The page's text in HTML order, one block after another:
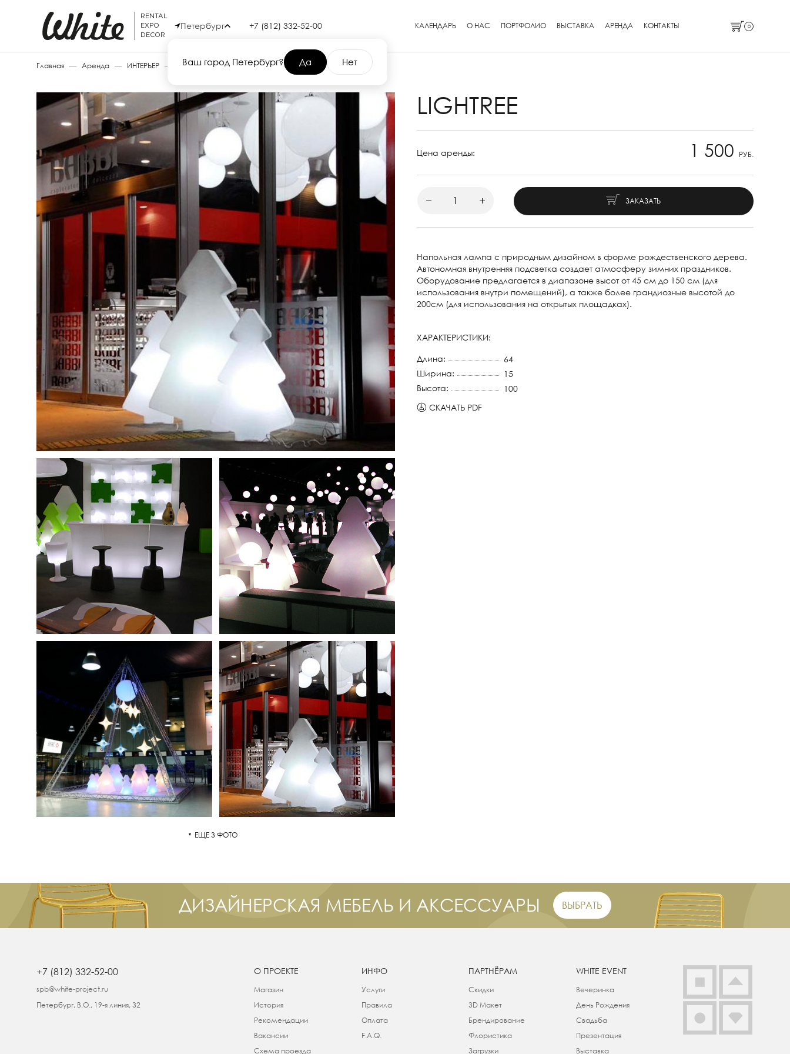
RENTAL
EXPO
DECOR
Петербург
Ваш город Петербург? Да Нет
+7 (812) 332-52-00 КАЛЕНДАРЬ О НАС ПОРТФОЛИО ВЫСТАВКА АРЕНДА КОНТАКТЫ 0
Главная — Аренда — ИНТЕРЬЕР — LIGHTREE
ЕЩЕ 3 ФОТО
LIGHTREE
Цена аренды: 1 500 РУБ.
ЗАКАЗАТЬ
Напольная лампа с природным дизайном в форме рождественского дерева.
Автономная внутренняя подсветка создает атмосферу зимних праздников.
Оборудование предлагается в диапазоне высот от 45 см до 150 см (для
использования внутри помещений), а также более грандиозные высотой до
200см (для использования на открытых площадках).
ХАРАКТЕРИСТИКИ:
Длина:
64
Ширина:
15
Высота:
100
СКАЧАТЬ PDF
ДИЗАЙНЕРСКАЯ МЕБЕЛЬ И АКСЕССУАРЫ ВЫБРАТЬ
+7 (812) 332-52-00
spb@white-project.ru
Петербург, В.О., 19-я линия, 32
О ПРОЕКТЕ
Магазин
История
Рекомендации
Вакансии
Схема проезда
ИНФО
Услуги
Правила
Оплата
F.A.Q.
ПАРТНЁРАМ
Скидки
3D Макет
Брендирование
Флористика
Загрузки
WHITE EVENT
Вечеринка
День Рождения
Свадьба
Презентация
Выставка